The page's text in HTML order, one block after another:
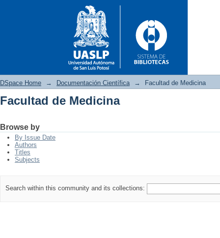
DSpace Home → Documentación Científica → Facultad de Medicina
Facultad de Medicina
Browse by
By Issue Date
Authors
Titles
Subjects
Search within this community and its collections: